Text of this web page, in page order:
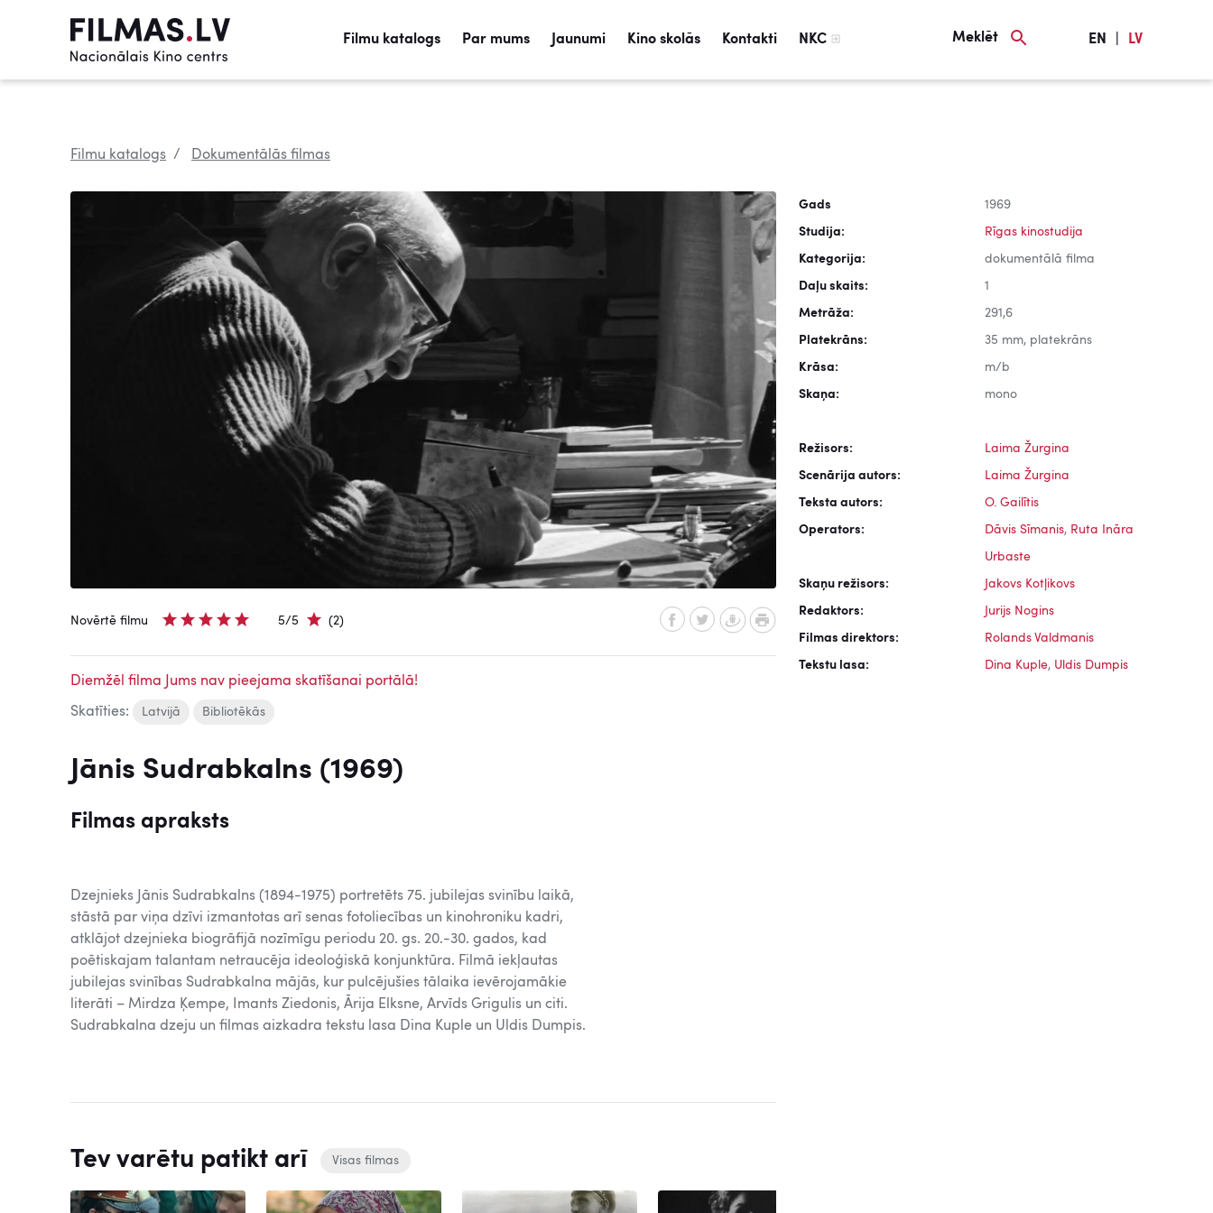
Filmu katalogs Par mums Jaunumi Kino skolās Kontakti NKC Meklēt EN LV
Filmu katalogs Dokumentālās filmas
Novērtē filmu 5/5 (2)
Diemžēl filma Jums nav pieejama skatīšanai portālā!
Skatīties: Latvijā Bibliotēkās
Jānis Sudrabkalns (1969)
Filmas apraksts
Dzejnieks Jānis Sudrabkalns (1894-1975) portretēts 75. jubilejas svinību laikā,
stāstā par viņa dzīvi izmantotas arī senas fotoliecības un kinohroniku kadri,
atklājot dzejnieka biogrāfijā nozīmīgu periodu 20. gs. 20.-30. gados, kad
poētiskajam talantam netraucēja ideoloģiskā konjunktūra. Filmā iekļautas
jubilejas svinības Sudrabkalna mājās, kur pulcējušies tālaika ievērojamākie
literāti – Mirdza Ķempe, Imants Ziedonis, Ārija Elksne, Arvīds Grigulis un citi.
Sudrabkalna dzeju un filmas aizkadra tekstu lasa Dina Kuple un Uldis Dumpis.
Tev varētu patikt arī Visas filmas
Gads 1969
Studija: Rīgas kinostudija
Kategorija: dokumentālā filma
Daļu skaits: 1
Metrāža: 291,6
Platekrāns: 35 mm, platekrāns
Krāsa: m/b
Skaņa: mono
Režisors: Laima Žurgina
Scenārija autors: Laima Žurgina
Teksta autors: O. Gailītis
Operators: Dāvis Sīmanis, Ruta Ināra
Urbaste
Skaņu režisors: Jakovs Kotļikovs
Redaktors: Jurijs Nogins
Filmas direktors: Rolands Valdmanis
Tekstu lasa: Dina Kuple, Uldis Dumpis